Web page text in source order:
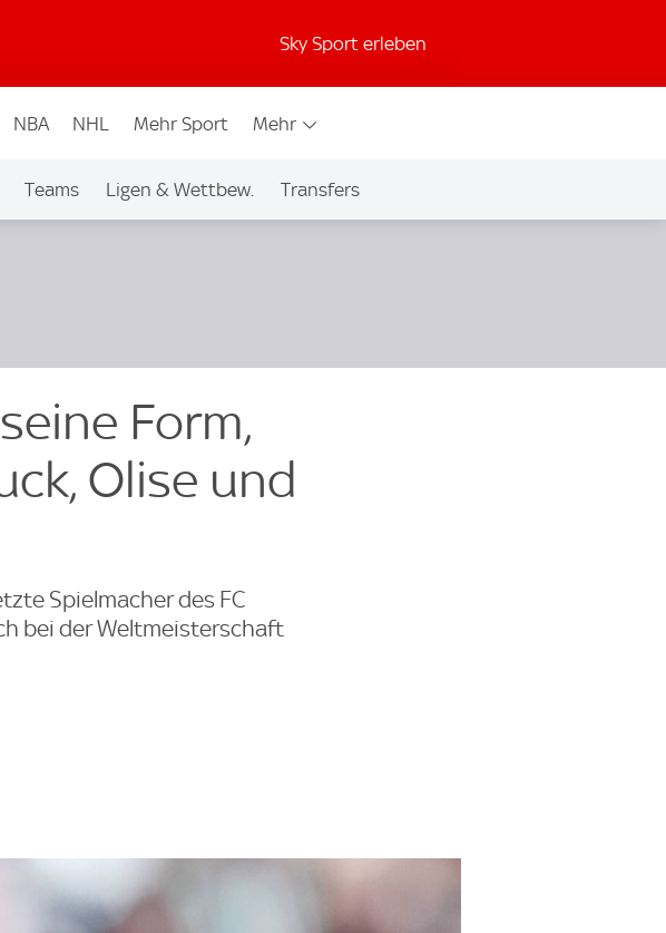
Sky Sport erleben
NBA NHL Mehr Sport Mehr
Teams Ligen & Wettbew. Transfers
Form,
Olise und
Spielmacher des FC
bei der Weltmeisterschaft